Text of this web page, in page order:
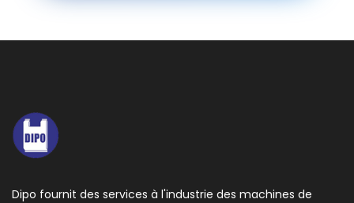
Dipo fournit des services à l'industrie des machines de